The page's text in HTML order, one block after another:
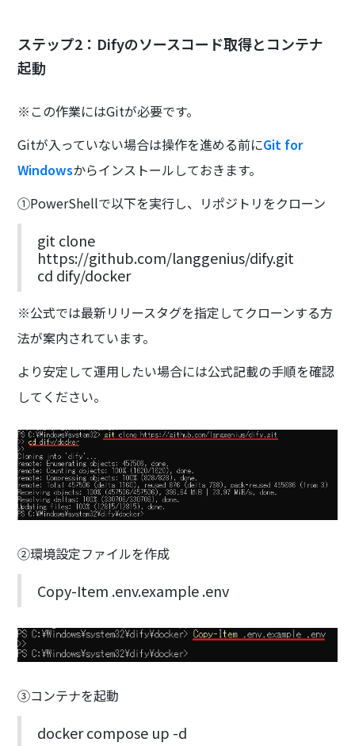
ステップ2：Difyのソースコード取得とコンテナ
起動
※この作業にはGitが必要です。
Gitが入っていない場合は操作を進める前にGit for
Windowsからインストールしておきます。
①PowerShellで以下を実行し、リポジトリをクローン
git clone
https://github.com/langgenius/dify.git
cd dify/docker
※公式では最新リリースタグを指定してクローンする方
法が案内されています。
より安定して運用したい場合には公式記載の手順を確認
してください。
②環境設定ファイルを作成
Copy-Item .env.example .env
③コンテナを起動
docker compose up -d